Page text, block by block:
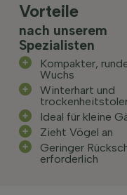
Vorteile
nach unserem
Spezialisten
Kompakter,
Wuchs
Winterhart und
Ideal für kleine
Zieht Vögel an
Geringer
erforderlich